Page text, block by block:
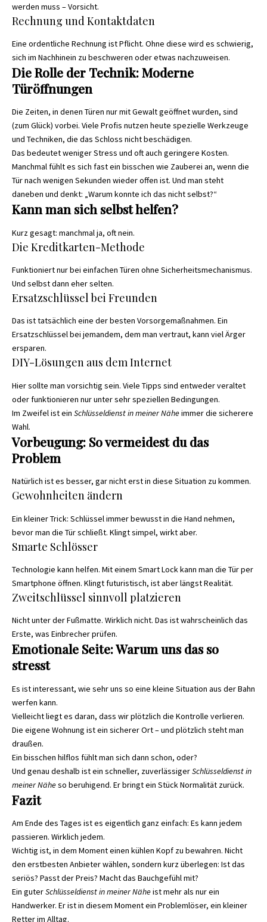
werden muss – Vorsicht.
Rechnung und Kontaktdaten
Eine ordentliche Rechnung ist Pflicht. Ohne diese wird es schwierig,
sich im Nachhinein zu beschweren oder etwas nachzuweisen.
Die Rolle der Technik: Moderne
Türöffnungen
Die Zeiten, in denen Türen nur mit Gewalt geöffnet wurden, sind
(zum Glück) vorbei. Viele Profis nutzen heute spezielle Werkzeuge
und Techniken, die das Schloss nicht beschädigen.
Das bedeutet weniger Stress und oft auch geringere Kosten.
Manchmal fühlt es sich fast ein bisschen wie Zauberei an, wenn die
Tür nach wenigen Sekunden wieder offen ist. Und man steht
daneben und denkt: „Warum konnte ich das nicht selbst?“
Kann man sich selbst helfen?
Kurz gesagt: manchmal ja, oft nein.
Die Kreditkarten-Methode
Funktioniert nur bei einfachen Türen ohne Sicherheitsmechanismus.
Und selbst dann eher selten.
Ersatzschlüssel bei Freunden
Das ist tatsächlich eine der besten Vorsorgemaßnahmen. Ein
Ersatzschlüssel bei jemandem, dem man vertraut, kann viel Ärger
ersparen.
DIY-Lösungen aus dem Internet
Hier sollte man vorsichtig sein. Viele Tipps sind entweder veraltet
oder funktionieren nur unter sehr speziellen Bedingungen.
Im Zweifel ist ein Schlüsseldienst in meiner Näheimmer die sicherere
Wahl.
Vorbeugung: So vermeidest du das
Problem
Natürlich ist es besser, gar nicht erst in diese Situation zu kommen.
Gewohnheiten ändern
Ein kleiner Trick: Schlüssel immer bewusst in die Hand nehmen,
bevor man die Tür schließt. Klingt simpel, wirkt aber.
Smarte Schlösser
Technologie kann helfen. Mit einem Smart Lock kann man die Tür per
Smartphone öffnen. Klingt futuristisch, ist aber längst Realität.
Zweitschlüssel sinnvoll platzieren
Nicht unter der Fußmatte. Wirklich nicht. Das ist wahrscheinlich das
Erste, was Einbrecher prüfen.
Emotionale Seite: Warum uns das so
stresst
Es ist interessant, wie sehr uns so eine kleine Situation aus der Bahn
werfen kann.
Vielleicht liegt es daran, dass wir plötzlich die Kontrolle verlieren.
Die eigene Wohnung ist ein sicherer Ort – und plötzlich steht man
draußen.
Ein bisschen hilflos fühlt man sich dann schon, oder?
Und genau deshalb ist ein schneller, zuverlässigerSchlüsseldienst in
meiner Näheso beruhigend. Er bringt ein Stück Normalität zurück.
Fazit
Am Ende des Tages ist es eigentlich ganz einfach: Es kann jedem
passieren. Wirklich jedem.
Wichtig ist, in dem Moment einen kühlen Kopf zu bewahren. Nicht
den erstbesten Anbieter wählen, sondern kurz überlegen: Ist das
seriös? Passt der Preis? Macht das Bauchgefühl mit?
Ein guterSchlüsseldienst in meiner Näheist mehr als nur ein
Handwerker. Er ist in diesem Moment ein Problemlöser, ein kleiner
Retter im Alltag.